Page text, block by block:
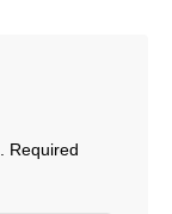
Required